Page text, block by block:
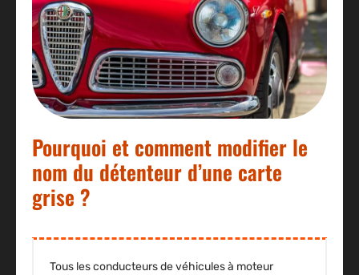
Pourquoi et comment modifier le
nom du détenteur d’une carte
grise ?
Tous les conducteurs de véhicules à moteur